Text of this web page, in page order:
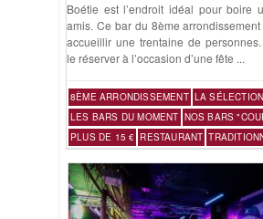
Boétie est l’endroit idéal pour boire
amis. Ce bar du 8ème
accueillir une trentaine de
le réserver à l’occasion d’une fête ...
8ÈME ARRONDISSEMENT LA
LES BARS DU MOMENT NOS BARS
PLUS DE 15 € RESTAURANT